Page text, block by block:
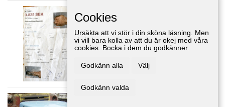
Delar/Tillbehör
5 000 :-
Cookies
Ursäkta att vi stör i din sköna läsning. Men
vi vill bara kolla av att du är okej med våra
cookies. Bocka i dem du godkänner.
Godkänn alla Välj
Godkänn valda